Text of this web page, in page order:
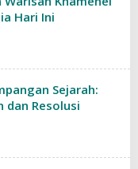
Hari Ini
Sejarah:
dan Resolusi